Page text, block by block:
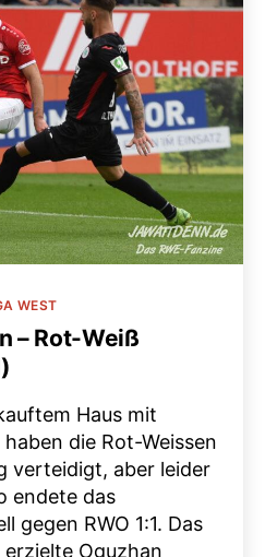
WEST
– Rot-Weiß
Haus mit
die Rot-Weissen
verteidigt, aber leider
endete das
gegen RWO 1:1. Das
Oguzhan